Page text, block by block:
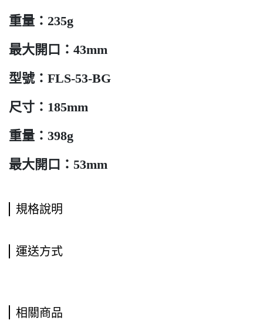
重量：235g
最大開口：43mm
型號：FLS-53-BG
尺寸：185mm
重量：398g
最大開口：53mm
規格說明
運送方式
相關商品